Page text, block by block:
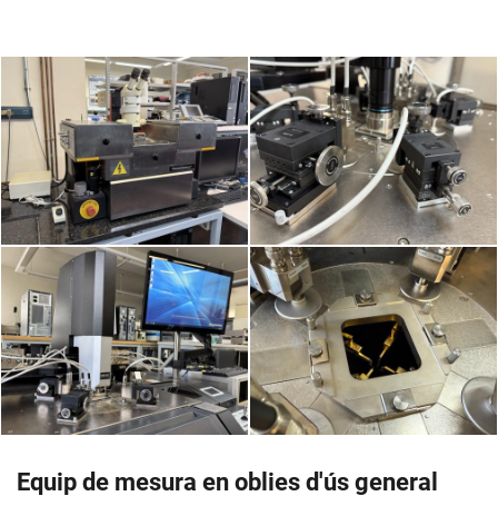
Equip de mesura en oblies d'ús general